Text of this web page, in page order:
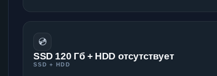
💿
SSD 120 Гб + HDD отсутствует
SSD + HDD